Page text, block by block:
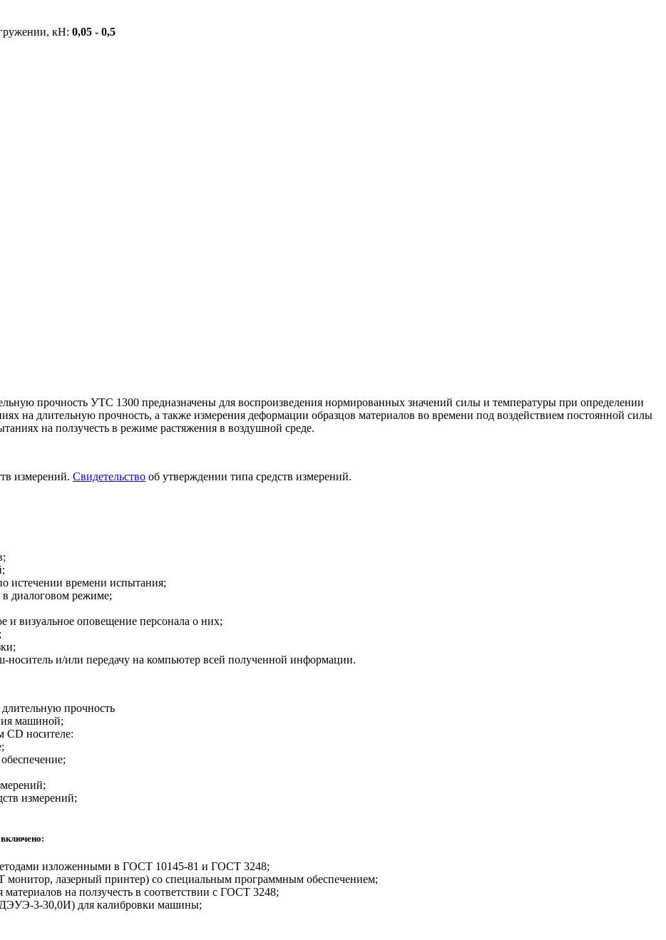
кН: 0,05 - 0,5
прочность УТС 1300 предназначены для воспроизведения нормированных значений силы и температуры при определении
на длительную прочность, а также измерения деформации образцов материалов во времени под воздействием постоянной силы
на ползучесть в режиме растяжения в воздушной среде.
измерений. Свидетельство об утверждении типа средств измерений.
истечении времени испытания;
диалоговом режиме;
и визуальное оповещение персонала о них;
и/или передачу на компьютер всей полученной информации.
прочность
машиной;
СD носителе:
измерений;
изложенными в ГОСТ 10145-81 и ГОСТ 3248;
лазерный принтер) со специальным программным обеспечением;
на ползучесть в соответствии с ГОСТ 3248;
3-30,0И) для калибровки машины;